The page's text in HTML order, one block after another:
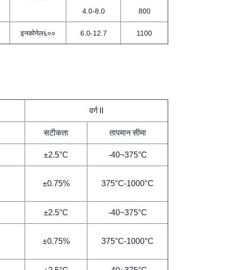
4.0-8.0 800
इनकोनेल६०० 6.0-12.7 1100
वर्ग II
सटीकता तापमान सीमा
±2.5°C -40~375°C
±0.75% 375°C-1000°C
±2.5°C -40~375°C
±0.75% 375°C-1000°C